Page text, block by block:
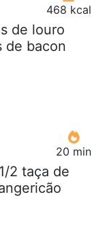
468 kcal
de louro
de bacon
20 min
2 taça de